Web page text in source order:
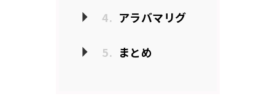
4. アラバマリグ
5. まとめ